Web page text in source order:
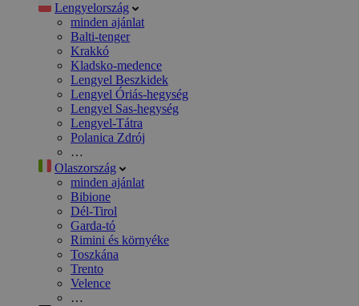
Lengyelország
minden ajánlat
Balti-tenger
Krakkó
Kladsko-medence
Lengyel Beszkidek
Lengyel Óriás-hegység
Lengyel Sas-hegység
Lengyel-Tátra
Polanica Zdrój
…
Olaszország
minden ajánlat
Bibione
Dél-Tirol
Garda-tó
Rimini és környéke
Toszkána
Trento
Velence
…